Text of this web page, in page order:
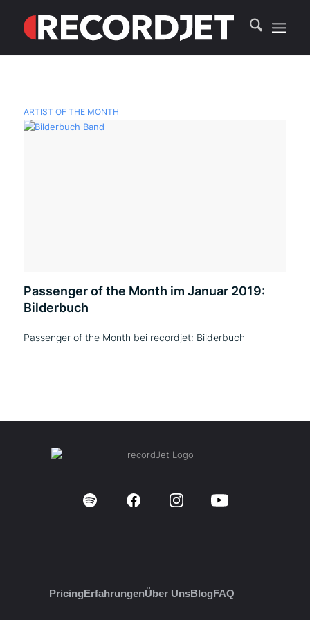
ARTIST OF THE MONTH
Passenger of the Month im Januar 2019:
Bilderbuch
Passenger of the Month bei recordjet: Bilderbuch
PricingErfahrungenÜber UnsBlogFAQ